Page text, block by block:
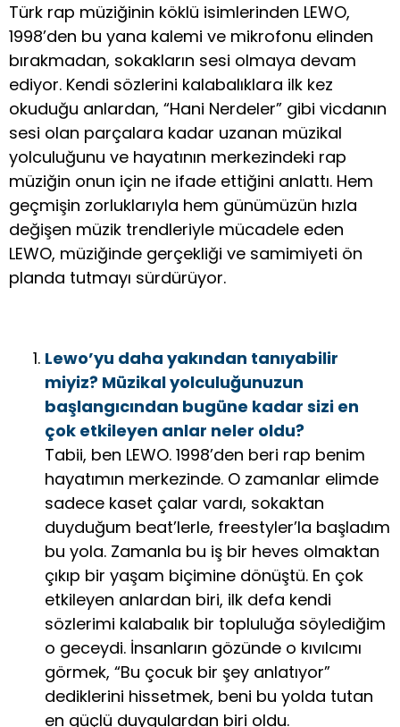
Türk rap müziğinin köklü isimlerinden LEWO,
1998’den bu yana kalemi ve mikrofonu elinden
bırakmadan, sokakların sesi olmaya devam
ediyor. Kendi sözlerini kalabalıklara ilk kez
okuduğu anlardan, “Hani Nerdeler” gibi vicdanın
sesi olan parçalara kadar uzanan müzikal
yolculuğunu ve hayatının merkezindeki rap
müziğin onun için ne ifade ettiğini anlattı. Hem
geçmişin zorluklarıyla hem günümüzün hızla
değişen müzik trendleriyle mücadele eden
LEWO, müziğinde gerçekliği ve samimiyeti ön
planda tutmayı sürdürüyor.
Lewo’yu daha yakından tanıyabilir
miyiz? Müzikal yolculuğunuzun
başlangıcından bugüne kadar sizi en
çok etkileyen anlar neler oldu?
Tabii, ben LEWO. 1998’den beri rap benim
hayatımın merkezinde. O zamanlar elimde
sadece kaset çalar vardı, sokaktan
duyduğum beat’lerle, freestyler’la başladım
bu yola. Zamanla bu iş bir heves olmaktan
çıkıp bir yaşam biçimine dönüştü. En çok
etkileyen anlardan biri, ilk defa kendi
sözlerimi kalabalık bir topluluğa söylediğim
o geceydi. İnsanların gözünde o kıvılcımı
görmek, “Bu çocuk bir şey anlatıyor”
dediklerini hissetmek, beni bu yolda tutan
en güçlü duygulardan biri oldu.